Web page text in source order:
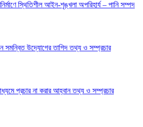
স্থিতিশীল আইন-শৃঙ্খলা অপরিহার্য – পানি সম্পদ
সমন্বিত উদ্যোগের তাগিদ তথ্য ও সম্প্রচার
প্রচার না করার আহ্বান তথ্য ও সম্প্রচার